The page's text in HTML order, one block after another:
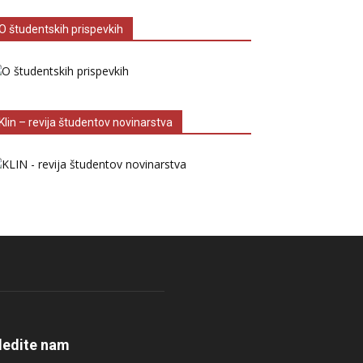
študentskih prispevkih
Klin – revija študentov novinarstva
nam